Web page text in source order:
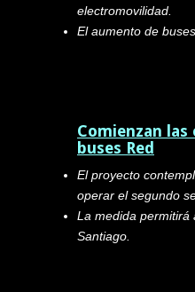
electromovilidad.
El aumento de
Comienzan
buses Red
El proyecto
operar el segundo
La medida permitirá
Santiago.